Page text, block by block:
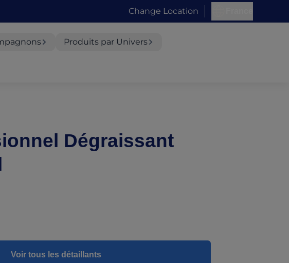
Change Location
Produits par Univers
Dégraissant
Voir tous les détaillants